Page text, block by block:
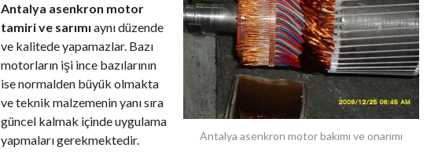
Antalya asenkron motor bakımı ve onarımı
Antalya asenkron motor
tamiri ve sarımı aynı düzende
ve kalitede yapamazlar. Bazı
motorların işi ince bazılarının
ise normalden büyük olmakta
ve teknik malzemenin yanı sıra
güncel kalmak içinde uygulama
yapmaları gerekmektedir.